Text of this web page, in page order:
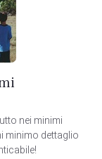
nei minimi
minimo dettaglio